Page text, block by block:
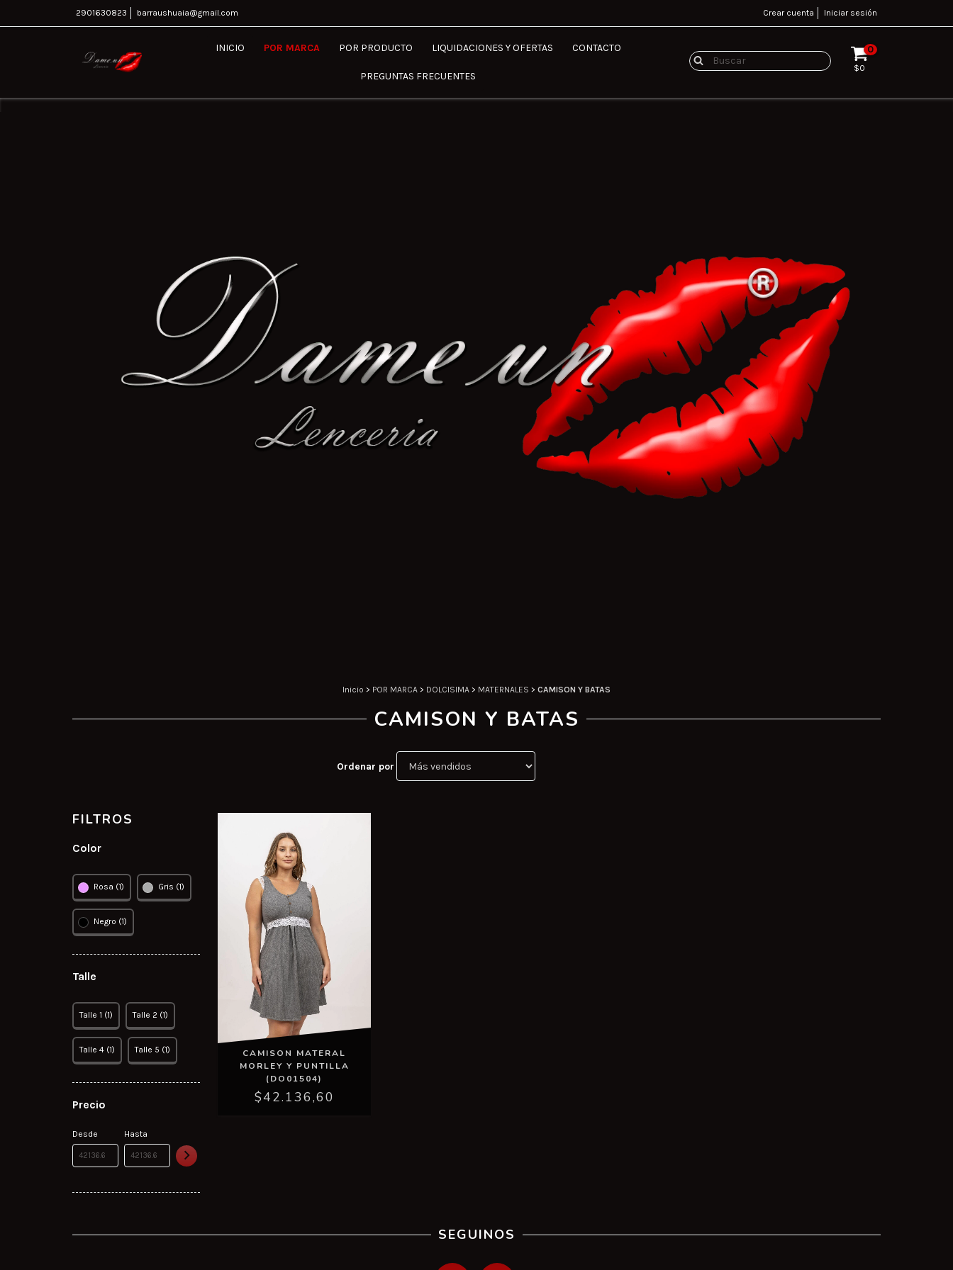
2901630823 barraushuaia@gmail.com Crear cuenta Iniciar sesión
INICIO POR MARCA POR PRODUCTO LIQUIDACIONES Y OFERTAS CONTACTO
PREGUNTAS FRECUENTES
0
$0
Inicio > POR MARCA > DOLCISIMA > MATERNALES > CAMISON Y BATAS
CAMISON Y BATAS
Ordenar por
FILTROS
Color
Rosa (1) Gris (1)
Negro (1)
Talle
Talle 1 (1) Talle 2 (1)
Talle 4 (1) Talle 5 (1)
Precio
Desde Hasta
CAMISON MATERAL
MORLEY Y PUNTILLA
(DO01504)
$42.136,60
SEGUINOS